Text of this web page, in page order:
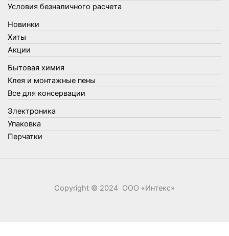
Товары для сада и огорода
Товары для туризма и отдыха
Упаковка
Утеплители и прочее
Фонари, лампы и удлинители
Хозяйственные товары
Швабры, стекломои, черенки и насадки
Шнуры, веревки и шпагаты
Электроника
Элементы питания
Условия безналичного расчета
Новинки
Хиты
Акции
Бытовая химия
Клея и монтажные пены
Все для консервации
Электроника
Упаковка
Перчатки
Copyright © 2024 ООО «‎Интекс»‎